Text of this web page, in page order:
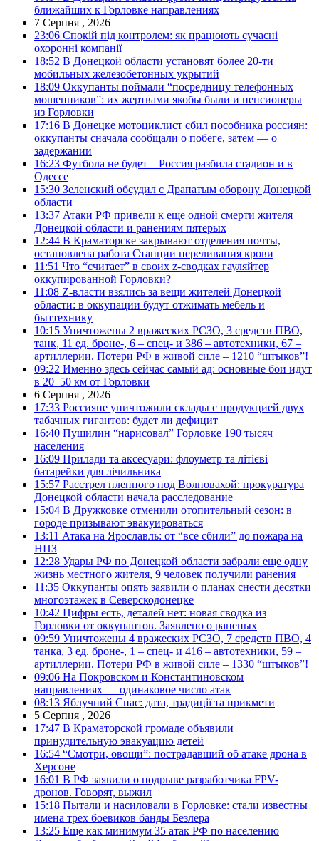
ближайших к Горловке направлениях
7 Серпня , 2026
23:06 Спокій під контролем: як працюють сучасні
охоронні компанії
18:52 В Донецкой области установят более 20-ти
мобильных железобетонных укрытий
18:09 Оккупанты поймали “посредницу телефонных
мошенников”: их жертвами якобы были и пенсионеры
из Горловки
17:16 В Донецке мотоциклист сбил пособника россиян:
оккупанты сначала сообщали о побеге, затем — о
задержании
16:23 Футбола не будет – Россия разбила стадион и в
Одессе
15:30 Зеленский обсудил с Драпатым оборону Донецкой
области
13:37 Атаки РФ привели к еще одной смерти жителя
Донецкой области и ранениям пятерых
12:44 В Краматорске закрывают отделения почты,
остановлена работа Станции переливания крови
11:51 Что “считает” в своих z-сводках гауляйтер
оккупированной Горловки?
11:08 Z-власти взялись за вещи жителей Донецкой
области: в оккупации будут отжимать мебель и
быттехнику
10:15 Уничтожены 2 вражеских РСЗО, 3 средств ПВО,
танк, 11 ед. броне-, 6 – спец- и 386 – автотехники, 67 –
артиллерии. Потери РФ в живой силе – 1210 “штыков”!
09:22 Именно здесь сейчас самый ад: основные бои идут
в 20–50 км от Горловки
6 Серпня , 2026
17:33 Россияне уничтожили склады с продукцией двух
табачных гигантов: будет ли дефицит
16:40 Пушилин “нарисовал” Горловке 190 тысяч
населения
16:09 Прилади та аксесуари: флоуметр та літієві
батарейки для лічильника
15:57 Расстрел пленного под Волновахой: прокуратура
Донецкой области начала расследование
15:04 В Дружковке отменили отопительный сезон: в
городе призывают эвакуироваться
13:11 Атака на Ярославль: от “все сбили” до пожара на
НПЗ
12:28 Удары РФ по Донецкой области забрали еще одну
жизнь местного жителя, 9 человек получили ранения
11:35 Оккупанты опять заявили о планах снести десятки
многоэтажек в Северскодонецке
10:42 Цифры есть, деталей нет: новая сводка из
Горловки от оккупантов. Заявлено о раненых
09:59 Уничтожены 4 вражеских РСЗО, 7 средств ПВО, 4
танка, 3 ед. броне-, 1 – спец- и 416 – автотехники, 59 –
артиллерии. Потери РФ в живой силе – 1330 “штыков”!
09:06 На Покровском и Константиновском
направлениях — одинаковое число атак
08:13 Яблучний Спас: дата, традиції та прикмети
5 Серпня , 2026
17:47 В Краматорской громаде объявили
принудительную эвакуацию детей
16:54 “Смотри, овощи”: пострадавший об атаке дрона в
Херсоне
16:01 В РФ заявили о подрыве разработчика FPV-
дронов. Говорят, выжил
15:18 Пытали и насиловали в Горловке: стали известны
имена трех боевиков банды Безлера
13:25 Еще как минимум 35 атак РФ по населению